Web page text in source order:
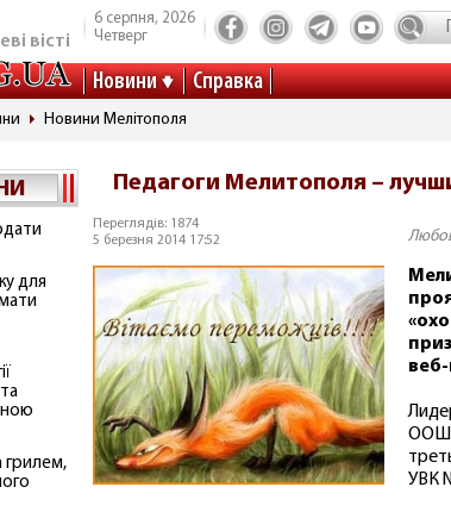
вісті
6 серпня, 2026
Четверг
Новини Справка
Новини Мелітополя
для
грилем,
Педагоги Мелитополя –
Переглядів: 1874
5 березня 2014 17:52
веб-
ООШ
УВК